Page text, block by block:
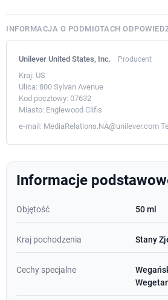
INFORMACJA O PODMIOTACH
Unilever United States, Inc. Producent
Kraj: US
Ulica: 800 Sylvan Avenue
Kod pocztowy: 07632
Miasto: Englewood Clifis
e-mail: MediaRelations.NA@unilever.com
Informacje
Objętość 50 ml
Kraj pochodzenia Stany
Cechy specjalne